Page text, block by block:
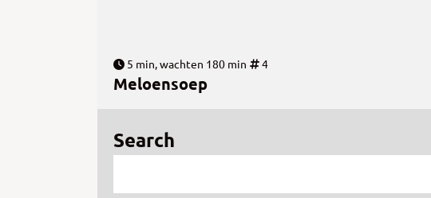
5 min, wachten 180 min 4
Meloensoep
Search